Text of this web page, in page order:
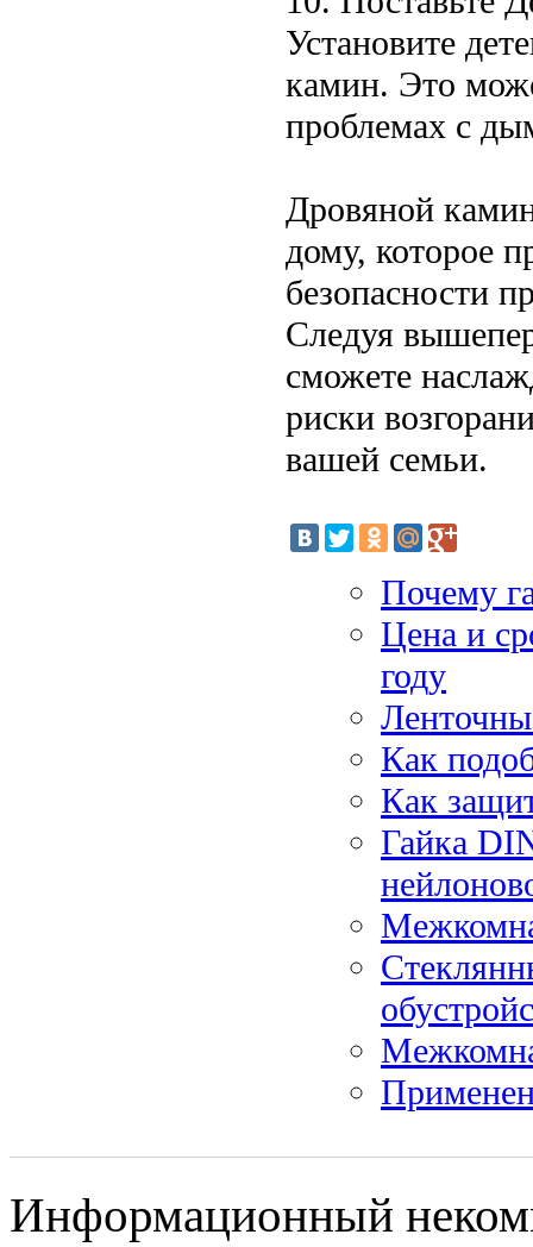
Установите
камин. Это
проблемах с
Дровяной
дому, которое
безопасности
Следуя
сможете
риски
вашей семьи.
Почему
Цена и
году
Как
Как
Гайка
Информационный